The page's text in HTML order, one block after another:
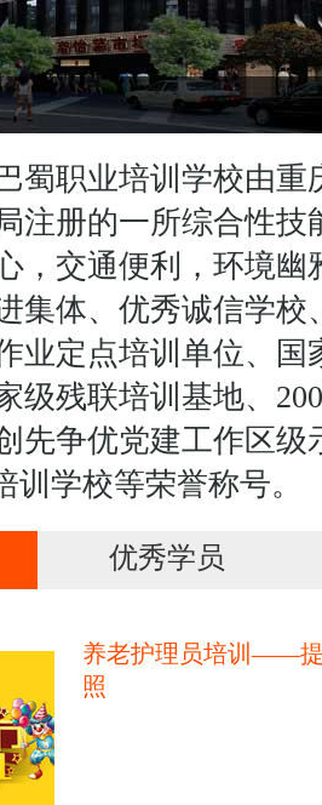
蜀职业培训学校由重
注册的一所综合性技
，交通便利，环境幽
集体、优秀诚信学校
业定点培训单位、国
级残联培训基地、
先争优党建工作区级
学校等荣誉称号。
优秀学员
养老护理员培训——
照